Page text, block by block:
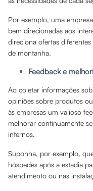
Por exemplo, uma
bem direcionadas aos
direciona ofertas
de montanha.
Feedback e
Ao coletar informações
opiniões sobre produtos
às empresas um valioso
melhorar continuamente
internos.
Suponha, por exemplo,
hóspedes após a estadia
atendimento ou nas